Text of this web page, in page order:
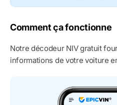
Comment ça fonctionne
Notre décodeur NIV gratuit
informations de votre voiture